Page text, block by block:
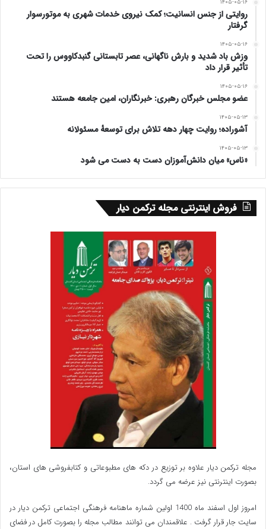
قدردانی از اعتماد استاندار گلستان بخاطر سپردن پست
فرمانداری و بیان توانمندی و ظرفیتهای انسانی ،
فرهنگی و اجتماعی شهرستان و کمک خواستن از مدیران
استانی و شهرستانی برنامه های خود را ارائه نمود.
🔻وی مشارکت مردم در انتخابات را از بزرگترین نعمات
انقلاب اسلامی دانسته و گفت: در انتخابات تمامی ارکان
نظام جمهوری اسلامی توسط رای مستقیم و غیر مستقیم
مردم است.
🔻حاجیلی دوجی افزود، بزرگترین نعمت انقلاب که
آگاهی بود باز مردم دلسوزانه و عاشقانه در رکاب ولایت
حاضر شده و به گفتمانی بر آمده از جنس مردم، از جنس
شفافیت، صداقت، قرآن و اسلام و مردمی بودن به
گفتمان آقای پزشکیان رای دادند.
🔻فرماندار شهرستان مراوه تپه با اشاره به شعار وفاق
ریاست جمهوری گفت: این دولت که با نام وفاق ملی
سرکار آمد، در واقع اولویت خود را برای رشد و توسعه
کشور که در کلام عزیزان هم بود، در باهم بودن تعریف
کرد.
ناصر آخوند قزل امام جمعه دهستان قازانقایه و عباس
۱۴۰۵-۰۵-۱۶
روایتی از جنس انسانیت؛ کمک نیروی خدمات شهری به موتورسوار
گرفتار
۱۴۰۵-۰۵-۱۶
وزش باد شدید و بارش ناگهانی، عصر تابستانی گنبدکاووس را تحت
تأثیر قرار داد
۱۴۰۵-۰۵-۱۶
عضو مجلس خبرگان رهبری: خبرنگاران، امین جامعه هستند
۱۴۰۵-۰۵-۱۳
آشوراده؛ روایت چهار دهه تلاش برای توسعهٔ مسئولانه
۱۴۰۵-۰۵-۱۳
«ناس» میان دانش‌آموزان دست به دست می شود
فروش اینترنتی مجله ترکمن دیار
مجله ترکمن دیار علاوه بر توزیع در دکه های مطبوعاتی و کتابفروشی های استان،
بصورت اینترنتی نیز عرضه می گردد.‌
امروز اول اسفند ماه 1400 اولین شماره ماهنامه فرهنگی اجتماعی ترکمن دیار در
سایت جار قرار گرفت . علاقمندان می توانند مطالب مجله را بصورت کامل در فضای